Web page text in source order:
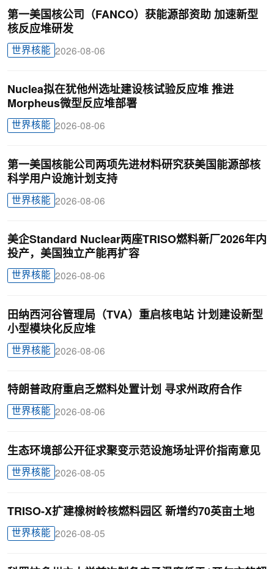
第一美国核公司（FANCO）获能源部资助 加速新型
核反应堆研发
世界核能 2026-08-06
Nuclea拟在犹他州选址建设核试验反应堆 推进
Morpheus微型反应堆部署
世界核能 2026-08-06
第一美国核能公司两项先进材料研究获美国能源部核
科学用户设施计划支持
世界核能 2026-08-06
美企Standard Nuclear两座TRISO燃料新厂2026年内
投产，美国独立产能再扩容
世界核能 2026-08-06
田纳西河谷管理局（TVA）重启核电站 计划建设新型
小型模块化反应堆
世界核能 2026-08-06
特朗普政府重启乏燃料处置计划 寻求州政府合作
世界核能 2026-08-06
生态环境部公开征求聚变示范设施场址评价指南意见
世界核能 2026-08-05
TRISO-X扩建橡树岭核燃料园区 新增约70英亩土地
世界核能 2026-08-05